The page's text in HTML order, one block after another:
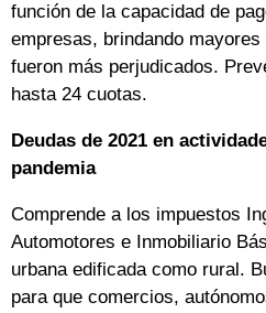
función de la capacidad de
empresas, brindando
fueron más perjudicados.
hasta 24 cuotas.
Deudas de 2021 en
pandemia
Comprende a los impuestos
Automotores e Inmobiliario
urbana edificada como rural.
para que comercios,